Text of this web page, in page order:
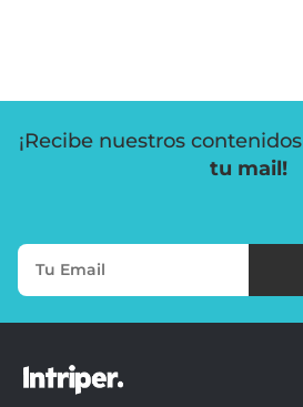
¡Recibe nuestros contenidos
tu mail!